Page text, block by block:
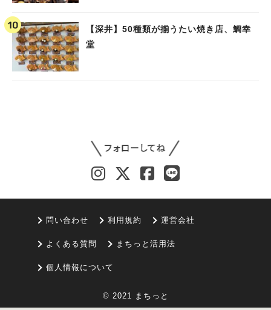
【深井】50種類が揃うたい焼き店、鯛幸
堂
問い合わせ 利用規約 運営会社
よくある質問 まちっと活用法
個人情報について
© 2021 まちっと